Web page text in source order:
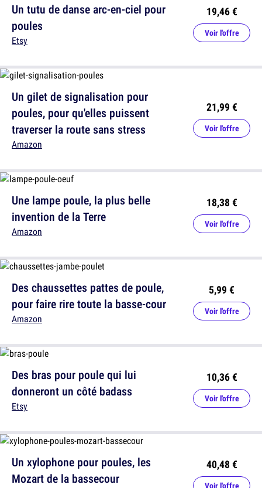
Un tutu de danse arc-en-ciel pour
poules
Etsy
19,46 €
Voir l'offre
Une lampe poule, la plus belle
invention de la Terre
Amazon
18,38 €
Voir l'offre
Des bras pour poule qui lui
donneront un côté badass
Etsy
10,36 €
Voir l'offre
Un gilet de signalisation pour
poules, pour qu'elles puissent
traverser la route sans stress
Amazon
21,99 €
Voir l'offre
Des chaussettes pattes de poule,
pour faire rire toute la basse-cour
Amazon
5,99 €
Voir l'offre
Un xylophone pour poules, les
Mozart de la bassecour
40,48 €
Voir l'offre